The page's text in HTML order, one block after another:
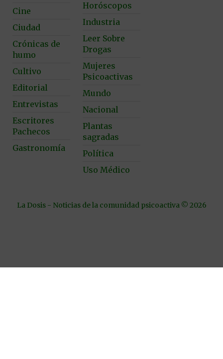
Cine
Ciudad
Crónicas de
humo
Cultivo
Editorial
Entrevistas
Escritores
Pachecos
Gastronomía
Horóscopos
Industria
Leer Sobre
Drogas
Mujeres
Psicoactivas
Mundo
Nacional
Plantas
sagradas
Política
Uso Médico
La Dosis - Noticias de la comunidad psicoactiva © 2026